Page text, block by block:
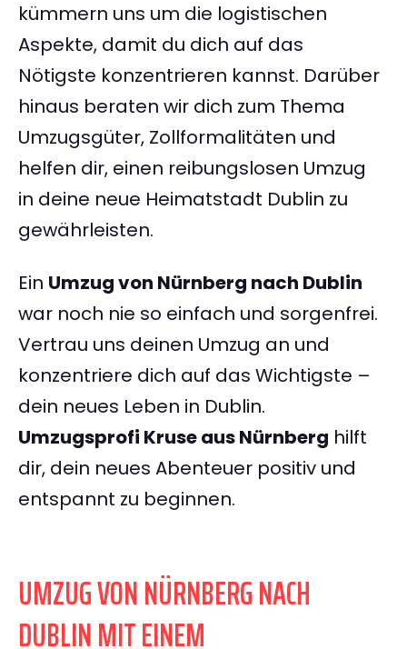
kümmern uns um die logistischen
Aspekte, damit du dich auf das
Nötigste konzentrieren kannst. Darüber
hinaus beraten wir dich zum Thema
Umzugsgüter, Zollformalitäten und
helfen dir, einen reibungslosen Umzug
in deine neue Heimatstadt Dublin zu
gewährleisten.
Ein Umzug von Nürnberg nach Dublin
war noch nie so einfach und sorgenfrei.
Vertrau uns deinen Umzug an und
konzentriere dich auf das Wichtigste –
dein neues Leben in Dublin.
Umzugsprofi Kruse aus Nürnberg hilft
dir, dein neues Abenteuer positiv und
entspannt zu beginnen.
UMZUG VON NÜRNBERG NACH
DUBLIN MIT EINEM